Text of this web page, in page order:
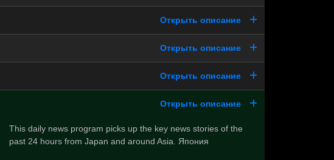
Открыть описание
Открыть описание
Открыть описание
Открыть описание
This daily news program picks up the key news stories of the
past 24 hours from Japan and around Asia. Япония